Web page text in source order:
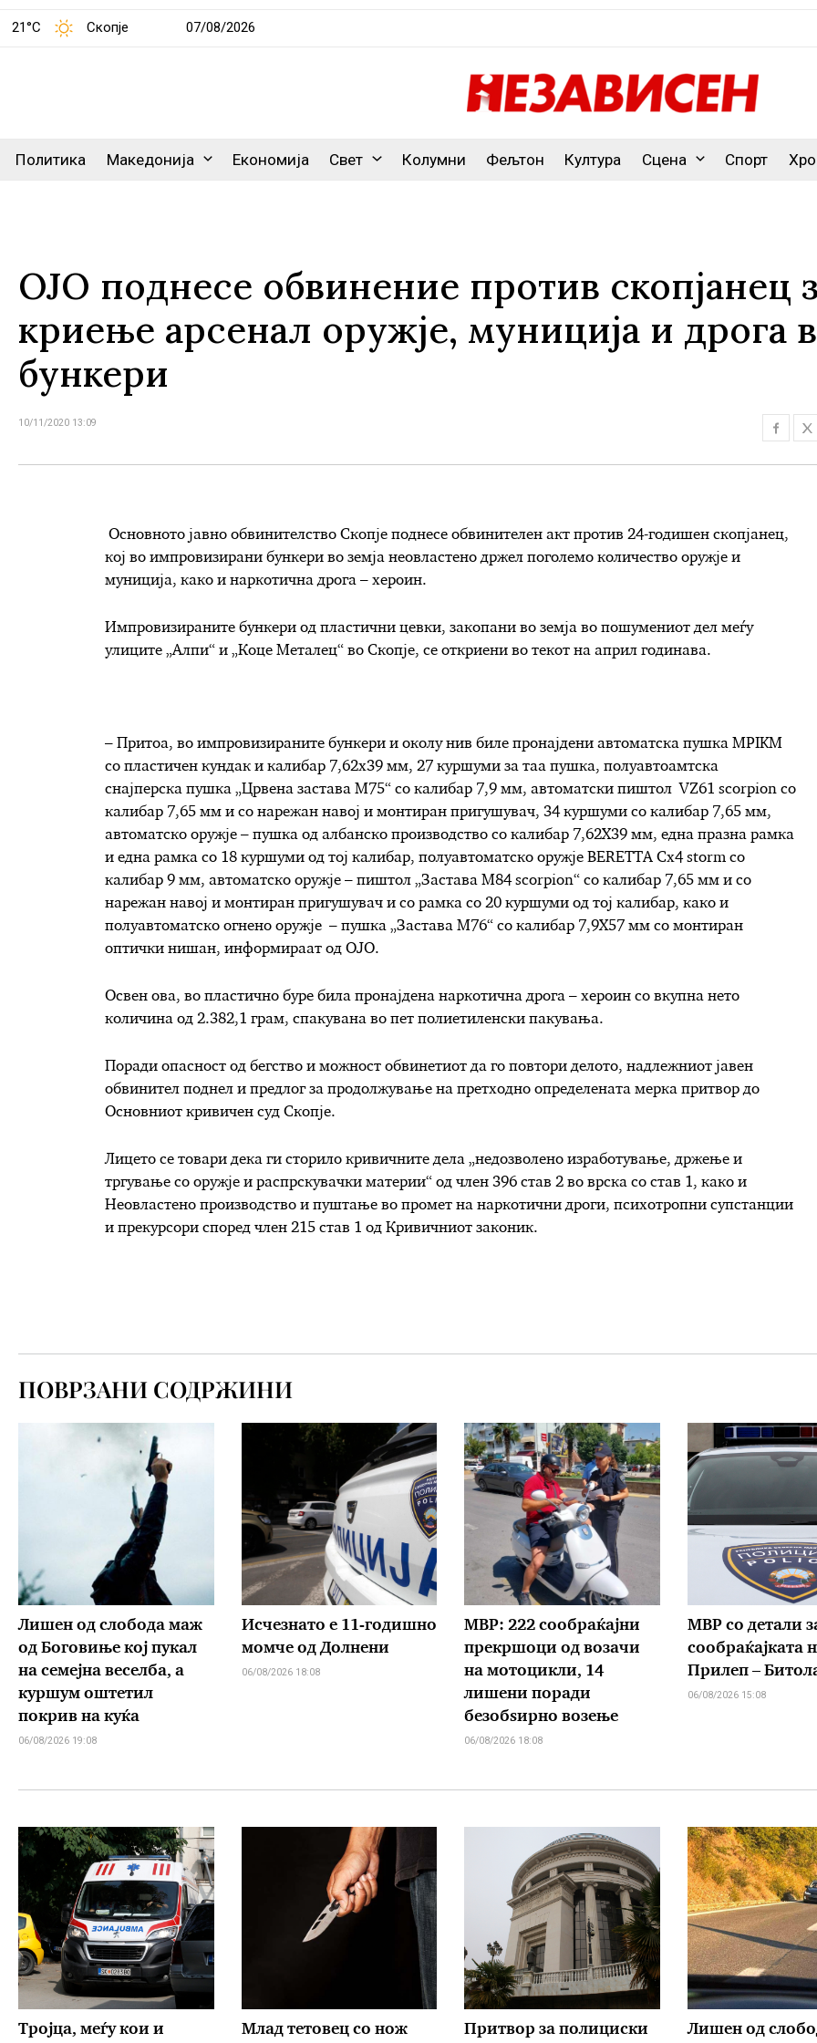
21°C Скопје 07/08/2026
Политика Македонија Економија Свет Колумни Фељтон Култура Сцена Спорт
ОЈО поднесе обвинение против скопјанец
криење арсенал оружје, муниција и дрога
бункери
10/11/2020 13:09
Основното јавно обвинителство Скопје поднесе обвинителен акт против 24-годишен скопјанец,
кој во импровизирани бункери во земја неовластено држел поголемо количество оружје и
муниција, како и наркотична дрога – хероин.
Импровизираните бункери од пластични цевки, закопани во земја во пошумениот дел меѓу
улиците „Алпи“ и „Коце Металец“ во Скопје, се откриени во текот на април годинава.
– Притоа, во импровизираните бункери и околу нив биле пронајдени автоматска пушка MPIKM
со пластичен кундак и калибар 7,62х39 мм, 27 куршуми за таа пушка, полуавтоамтска
снајперска пушка „Црвена застава М75“ со калибар 7,9 мм, автоматски пиштол VZ61 scorpion со
калибар 7,65 мм и со нарежан навој и монтиран пригушувач, 34 куршуми со калибар 7,65 мм,
автоматско оружје – пушка од албанско производство со калибар 7,62Х39 мм, една празна рамка
и една рамка со 18 куршуми од тој калибар, полуавтоматско оружje BERETTA Cx4 storm со
калибар 9 мм, автоматско оружје – пиштол „Застава М84 scorpion“ со калибар 7,65 мм и со
нарежан навој и монтиран пригушувач и со рамка со 20 куршуми од тој калибар, како и
полуавтоматско огнено оружје – пушка „Застава М76“ со калибар 7,9Х57 мм со монтиран
оптички нишан, информираат од ОЈО.
Освен ова, во пластично буре била пронајдена наркотична дрога – хероин со вкупна нето
количина од 2.382,1 грам, спакувана во пет полиетиленски пакувања.
Поради опасност од бегство и можност обвинетиот да го повтори делото, надлежниот јавен
обвинител поднел и предлог за продолжување на претходно определената мерка притвор до
Основниот кривичен суд Скопје.
Лицето се товари дека ги сторило кривичните дела „недозволено изработување, држење и
тргување со оружје и распрскувачки материи“ од член 396 став 2 во врска со став 1, како и
Неовластено производство и пуштање во промет на наркотични дроги, психотропни супстанции
и прекурсори според член 215 став 1 од Кривичниот законик.
ПОВРЗАНИ СОДРЖИНИ
Лишен од слобода маж
од Боговиње кој пукал
на семејна веселба, а
куршум оштетил
покрив на куќа
06/08/2026 19:08
Исчезнато е 11-годишно
момче од Долнени
06/08/2026 18:08
МВР: 222 сообраќајни
прекршоци од возачи
на мотоцикли, 14
лишени поради
безобѕирно возење
06/08/2026 18:08
МВР со детали
сообраќајката
Прилеп –
06/08/2026 15:08
Тројца, меѓу кои и Млад тетовец со нож Притвор за полициски Лишен од